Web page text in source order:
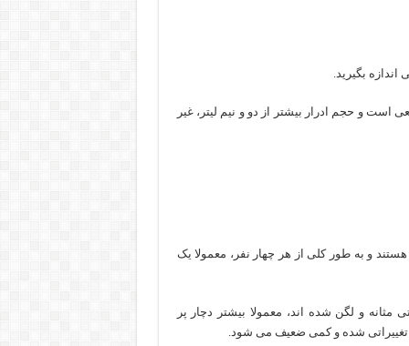
بگیرید.
حجم ادرار طبیعی است و حجم ادرار بیشتر از دو و نیم لیتر، غیر
و به طور کلی از هر چهار نفر، معمولا یک
مثانه و لگن شده اند، معمولا بیشتر دچار پر
تغییراتی شده و کمی ضعیف می شود.